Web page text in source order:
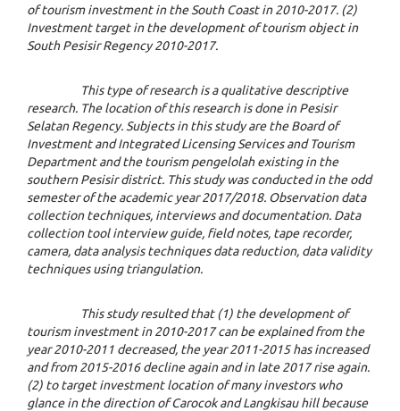
of tourism investment in the South Coast in 2010-2017. (2)
Investment target in the development of tourism object in
South Pesisir Regency 2010-2017.
This type of research is a qualitative descriptive
research. The location of this research is done in Pesisir
Selatan Regency. Subjects in this study are the Board of
Investment and Integrated Licensing Services and Tourism
Department and the tourism pengelolah existing in the
southern Pesisir district. This study was conducted in the odd
semester of the academic year 2017/2018. Observation data
collection techniques, interviews and documentation. Data
collection tool interview guide, field notes, tape recorder,
camera, data analysis techniques data reduction, data validity
techniques using triangulation.
This study resulted that (1) the development of
tourism investment in 2010-2017 can be explained from the
year 2010-2011 decreased, the year 2011-2015 has increased
and from 2015-2016 decline again and in late 2017 rise again.
(2) to target investment location of many investors who
glance in the direction of Carocok and Langkisau hill because